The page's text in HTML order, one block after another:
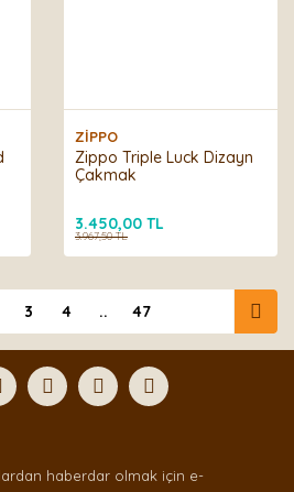
ZİPPO
Zippo Triple Luck Dizayn
Çakmak
3.450,00 TL
3.967,50 TL
3 4 .. 47
haberdar olmak için e-